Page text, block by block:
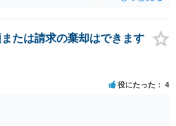
判官が離婚を認めるもの）の３種類が
は、通常は、協議離婚を目指して当人
始めますので、話し合いの準備を整え
合によっては、話し合いの前に別居す
いの準備としては、一般論として、ど
いて、ご質問者様の希望をまとめた
なる資料を集めたりします。 可能であ
、お近くの弁護士に直接相談して、
たは請求の棄却はできます
役にたった 4